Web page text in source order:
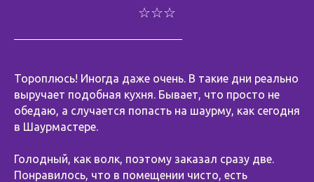
☆☆☆
Тороплюсь! Иногда даже очень. В такие дни реально
выручает подобная кухня. Бывает, что просто не
обедаю, а случается попасть на шаурму, как сегодня
в Шаурмастере.
Голодный, как волк, поэтому заказал сразу две.
Понравилось, что в помещении чисто, есть